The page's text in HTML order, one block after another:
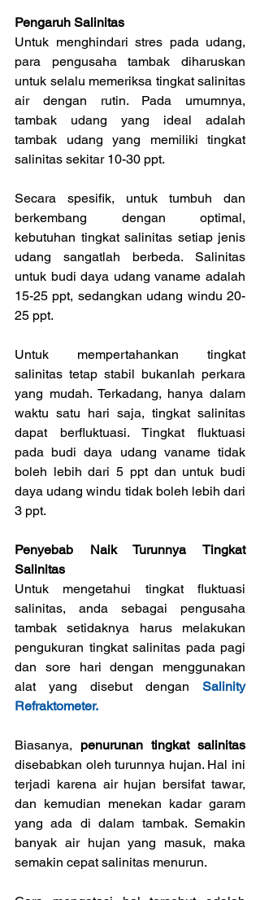
Pengaruh Salinitas
Untuk menghindari stres pada udang,
para pengusaha tambak diharuskan
untuk selalu memeriksa tingkat salinitas
air dengan rutin. Pada umumnya,
tambak udang yang ideal adalah
tambak udang yang memiliki tingkat
salinitas sekitar 10-30 ppt.
Secara spesifik, untuk tumbuh dan
berkembang dengan optimal,
kebutuhan tingkat salinitas setiap jenis
udang sangatlah berbeda. Salinitas
untuk budi daya udang vaname adalah
15-25 ppt, sedangkan udang windu 20-
25 ppt.
Untuk mempertahankan tingkat
salinitas tetap stabil bukanlah perkara
yang mudah. Terkadang, hanya dalam
waktu satu hari saja, tingkat salinitas
dapat berfluktuasi. Tingkat fluktuasi
pada budi daya udang vaname tidak
boleh lebih dari 5 ppt dan untuk budi
daya udang windu tidak boleh lebih dari
3 ppt.
Penyebab Naik Turunnya Tingkat
Salinitas
Untuk mengetahui tingkat fluktuasi
salinitas, anda sebagai pengusaha
tambak setidaknya harus melakukan
pengukuran tingkat salinitas pada pagi
dan sore hari dengan menggunakan
alat yang disebut dengan Salinity
Refraktometer.
Biasanya, penurunan tingkat salinitas
disebabkan oleh turunnya hujan. Hal ini
terjadi karena air hujan bersifat tawar,
dan kemudian menekan kadar garam
yang ada di dalam tambak. Semakin
banyak air hujan yang masuk, maka
semakin cepat salinitas menurun.